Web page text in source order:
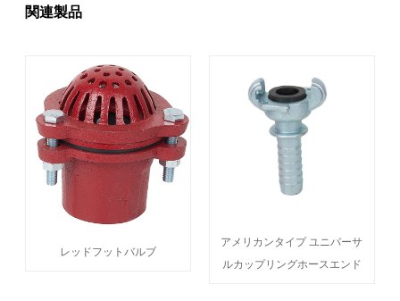
関連製品
レッドフットバルブ
アメリカンタイプ ユニバーサ
ルカップリングホースエンド